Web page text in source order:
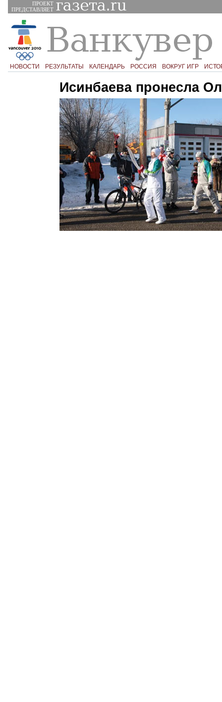
ПРОЕКТ
ПРЕДСТАВЛЯЕТ
НОВОСТИ РЕЗУЛЬТАТЫ КАЛЕНДАРЬ РОССИЯ ВОКРУГ ИГР
Исинбаева пронесла